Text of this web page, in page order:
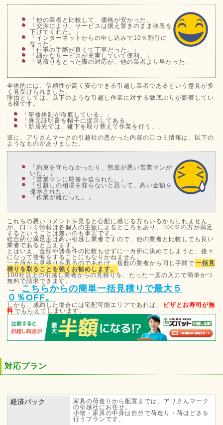
「他の業者と比較して、価格が安かった。」
「交渉により、サービスは据え置きのまま値段を
下げてくれた。」
「インターネットからの申し込みで10％割引に
なった。」
「仕事の手際が良くて丁寧だった。」
「細かなサービスが充実していて便利。」
「見積りをとった際の対応が、他の業者より早かった。」
全体的には、信頼性が高く安心できる引越し業者であるという意見が多
く見受けられました。
理由としては、以下のような引越し作業に対する徹底ぶりが影響してい
る様です。
「研修体制が徹底している。」
「身元証明書を帽子に提示してある。」
「新居先では、靴下を取り替えて作業を行う。」
逆に、アリさんマークの引越社の悪かった内容の口コミ情報は、以下の
ようなものがありました。
「約束を守らなかったり、態度が悪い営業マンが
いた。」
「営業マンに即答を迫られた。」
「引越しの相場を知らないと思って、高い金額を
提示された。」
「作業が雑だった。」
これらの悪いコメントを見ると心配に感じる方もいるかもしれません
が、口コミ情報は各個人の主観によるところもあり、100％の方が満足
するということは無いのも事実です。
総合的な満足度は高い引越し業者ですので、他の業者と比較しても良い
業者であると言えます。
とはいえ、金額や諸条件の比較もせずに一カ所に決めてしまうと、後々
になって後悔をすることにもなりかねません。
一カ所から見積りを取るのであれば、複数の業者から同じ手間で 一括見
積りを取ることを強くお勧めします。
100社以上の引越し業者からの見積りを、たった一度の入力で簡単かつ
無料で請求できます。
→
こちらからの簡単一括見積りで最大５
０％OFF。
しかも、成約した場合には宅配可能エリアであれば、
ピザとお寿司が無
料 でもらえてしまいます。
対応プラン
経済パック
家具の荷造りから配置までは、アリさんマーク
の引越社にお任せ。
小物・家具の中身は自分で荷造り・荷ほどきを
行うプランです。